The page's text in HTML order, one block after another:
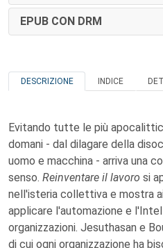
EPUB CON DRM
DESCRIZIONE INDICE
Evitando tutte le più
domani - dal dilagare della
uomo e macchina - arriva una
senso. Reinventare il lavoro si
nell'isteria collettiva e mostra
applicare l'automazione e
organizzazioni. Jesuthasan e
di cui ogni organizzazione ha